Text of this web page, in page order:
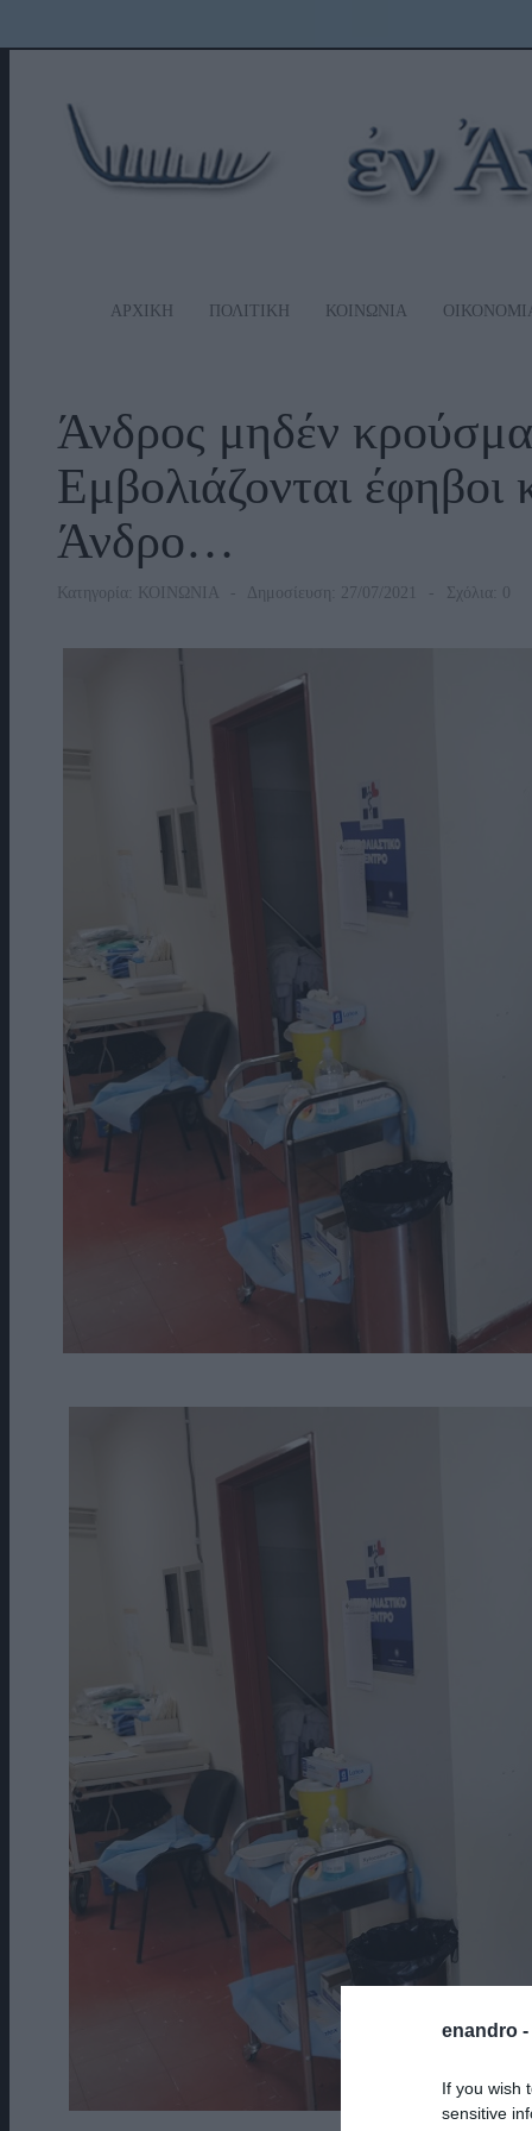
enandro -
If you wish
sensitive
ΑΡΧΙΚΗ ΠΟΛΙΤΙΚΗ ΚΟΙΝΩΝΙΑ
Άνδρος μηδέν
Εμβολιάζονται έφηβοι
Άνδρο…
Κατηγορία: ΚΟΙΝΩΝΙΑ Δημοσίευση: 27/07/2021 Σχόλια: 0